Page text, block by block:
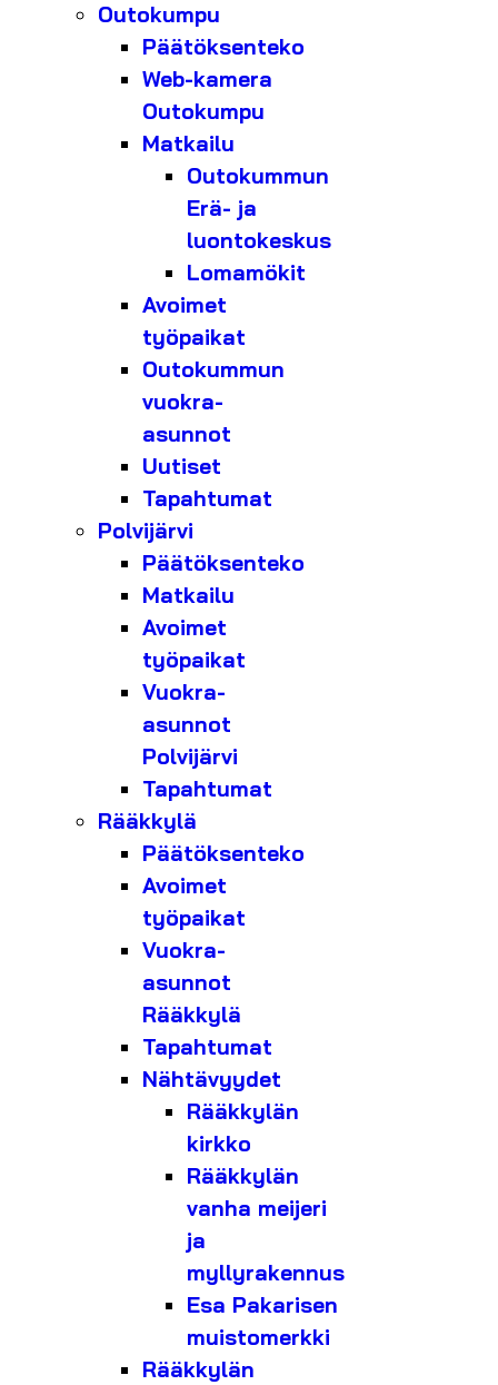
Outokumpu
Päätöksenteko
Web-kamera
Outokumpu
Matkailu
Outokummun
Erä- ja
luontokeskus
Lomamökit
Avoimet
työpaikat
Outokummun
vuokra-
asunnot
Uutiset
Tapahtumat
Polvijärvi
Päätöksenteko
Matkailu
Avoimet
työpaikat
Vuokra-
asunnot
Polvijärvi
Tapahtumat
Rääkkylä
Päätöksenteko
Avoimet
työpaikat
Vuokra-
asunnot
Rääkkylä
Tapahtumat
Nähtävyydet
Rääkkylän
kirkko
Rääkkylän
vanha meijeri
ja
myllyrakennus
Esa Pakarisen
muistomerkki
Rääkkylän